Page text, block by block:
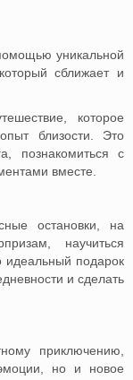
уникальной
сближает и
которое
близости. Это
познакомиться с
вместе.
остановки, на
научиться
идеальный подарок
и сделать
приключению,
но и новое